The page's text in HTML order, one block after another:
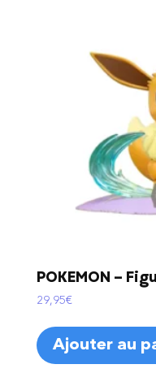
POKEMON –
29,95€
Ajouter au